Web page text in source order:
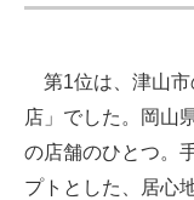
第1位は、津山市
店」でした。岡山
の店舗のひとつ。
プトとした、居心